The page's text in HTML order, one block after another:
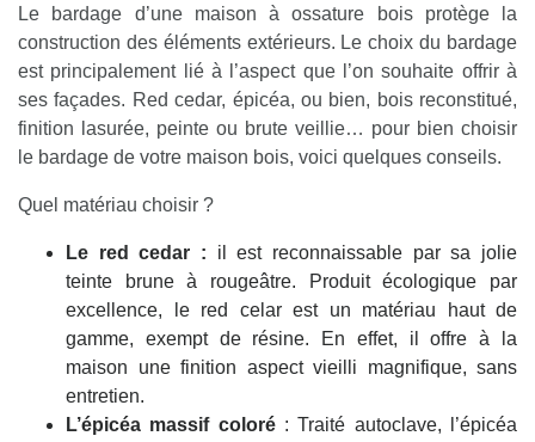
Le bardage d’une maison à ossature bois protège la
construction des éléments extérieurs. Le choix du bardage
est principalement lié à l’aspect que l’on souhaite offrir à
ses façades. Red cedar, épicéa, ou bien, bois reconstitué,
finition lasurée, peinte ou brute veillie… pour bien choisir
le bardage de votre maison bois, voici quelques conseils.
Quel matériau choisir ?
Le red cedar : il est reconnaissable par sa jolie
teinte brune à rougeâtre. Produit écologique par
excellence, le red celar est un matériau haut de
gamme, exempt de résine. En effet, il offre à la
maison une finition aspect vieilli magnifique, sans
entretien.
L’épicéa massif coloré: Traité autoclave, l’épicéa